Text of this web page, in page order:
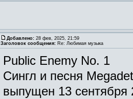
Добавлено: 28 фев, 2025, 21:59
Заголовок сообщения: Re: Любимая музыка
Public Enemy No. 1
Сингл и песня
выпущен 13 сентября